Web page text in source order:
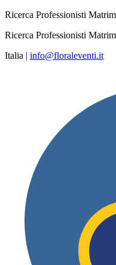
Ricerca Professionisti
Ricerca Professionisti
Italia | info@floraleventi.it